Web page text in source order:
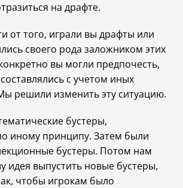
на драфте.
от того, играли вы драфты или
своего рода заложником этих
вы могли предпочесть,
с учетом иных
решили изменить эту ситуацию.
бустеры,
иному принципу. Затем были
бустеры. Потом нам
идея выпустить новые бустеры,
чтобы игрокам было